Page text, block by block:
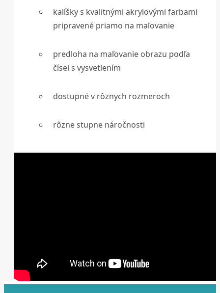
kalíšky s kvalitnými akrylovými farbami
pripravené priamo na maľovanie
predloha na maľovanie obrazu podľa
čísel s vysvetlením
dostupné v rôznych rozmeroch
rôzne stupne náročnosti